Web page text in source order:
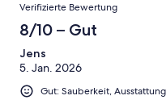
Verifizierte Bewertung
8/10 – Gut
Jens
5. Jan. 2026
Gut: Sauberkeit,